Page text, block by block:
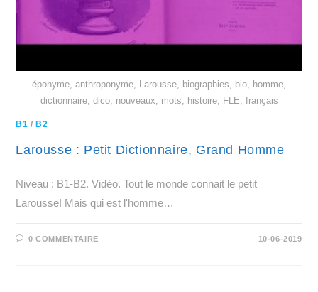
éponyme, anthroponyme, Larousse, biographies, bio, homme,
dictionnaire, dico, nouveaux, mots, histoire, FLE, français
B1 /B2
Larousse : Petit Dictionnaire, Grand Homme
Niveau : B1-B2. Vidéo. Tout le monde connait le petit
Larousse! Mais qui est l'homme…
0 COMMENTAIRE 10-06-2019